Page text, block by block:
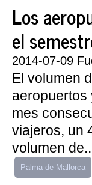
Los
el
2014-07-09
El volumen
aeropuertos
mes
viajeros, un
volumen de..
Palma de Mallorca